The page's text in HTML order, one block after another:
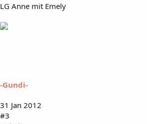
LG Anne mit Emely
-Gundi-
31 Jan 2012
#3